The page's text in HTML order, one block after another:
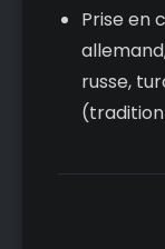
Prise en
russe,